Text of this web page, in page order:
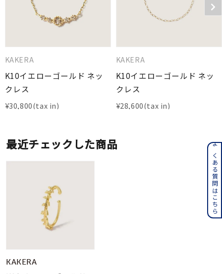
KAKERA
K10イエローゴールド ネッ
クレス
¥30,800
KAKERA
K10イエローゴールド ネッ
クレス
¥28,600
最近チェックした商品
KAKERA
よくある質問はこちら